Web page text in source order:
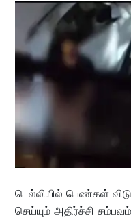
டெல்லியில் பெண்கள்
செய்யும் அதிர்ச்சி